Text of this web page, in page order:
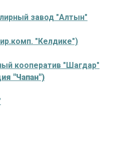
завод "Алтын"
"Келдике")
кооператив "Шагдар"
"Чапан")